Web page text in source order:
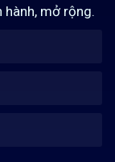
mở rộng.